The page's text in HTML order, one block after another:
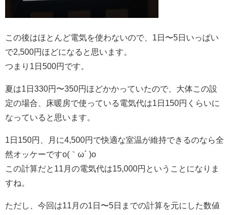
この後はほとんど電気を使わないので、1日〜5日いっぱい
で2,500円ほどになると思います。
つまり1日500円です。
夏は1日330円〜350円ほどかかっていたので、大体この設
定の場合、床暖房で使っている電気代は1日150円くらいに
なっていると思います。
1日150円、月に4,500円で快適な室温が維持できるのなら全
然オッケーですo(｀ω´ )o
この計算だと11月の電気代は15,000円ということになりま
すね。
ただし、今回は11月の1日〜5日までの計算を元にした数値